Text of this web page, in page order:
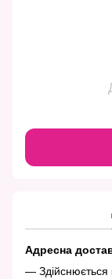
Адресна
— Здійснюється